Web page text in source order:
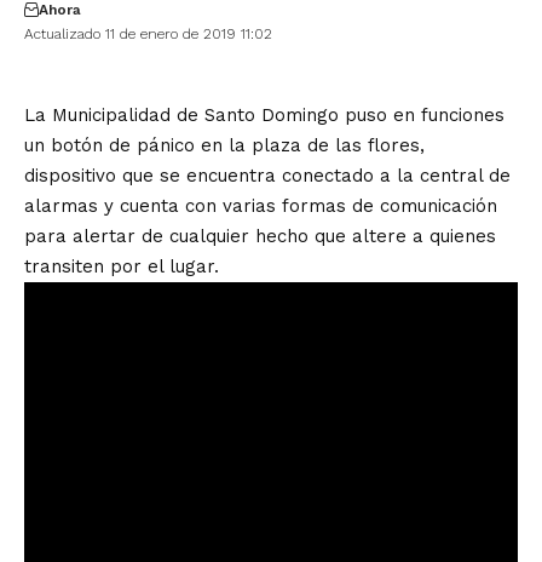
Actualizado 11 de enero de 2019 11:02
Ahora
La Municipalidad de Santo Domingo puso en funciones
un botón de pánico en la plaza de las flores,
dispositivo que se encuentra conectado a la central de
alarmas y cuenta con varias formas de comunicación
para alertar de cualquier hecho que altere a quienes
transiten por el lugar.